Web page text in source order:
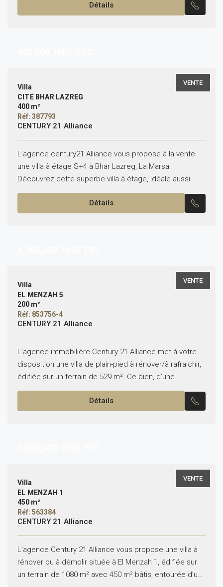
Détails
VENTE
Villa
CITÉ BHAR LAZREG
400 m²
Réf: 387793
CENTURY 21 Alliance
L’agence century21 Alliance vous propose à la vente
une villa à étage S+4 à Bhar Lazreg, La Marsa.
Découvrez cette superbe villa à étage, idéale aussi
bien pour un usage d’habitation que...
Détails
VENTE
Villa
EL MENZAH 5
200 m²
Réf: 853756-4
CENTURY 21 Alliance
L’agence immobilière Century 21 Alliance met à votre
disposition une villa de plain-pied à rénover/à rafraichir,
édifiée sur un terrain de 529 m². Ce bien, d’une
superficie bâtie d’environ 200 m², bénéficie...
Détails
VENTE
Villa
EL MENZAH 1
450 m²
Réf: 563384
CENTURY 21 Alliance
L’agence Century 21 Alliance vous propose une villa à
rénover ou à démolir située à El Menzah 1, édifiée sur
un terrain de 1080 m² avec 450 m² bâtis, entourée d’un